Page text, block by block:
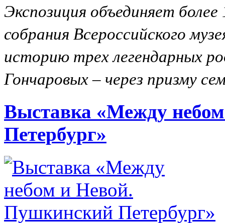
Экспозиция объединяет
собрания Всероссийского
историю трех легендарных
Гончаровых – через призму
Выставка «Между
Петербург»